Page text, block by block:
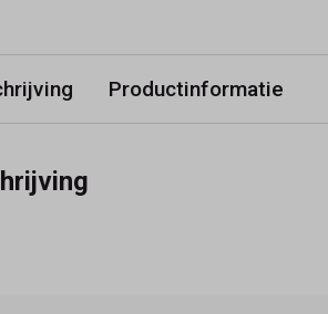
Productinformatie